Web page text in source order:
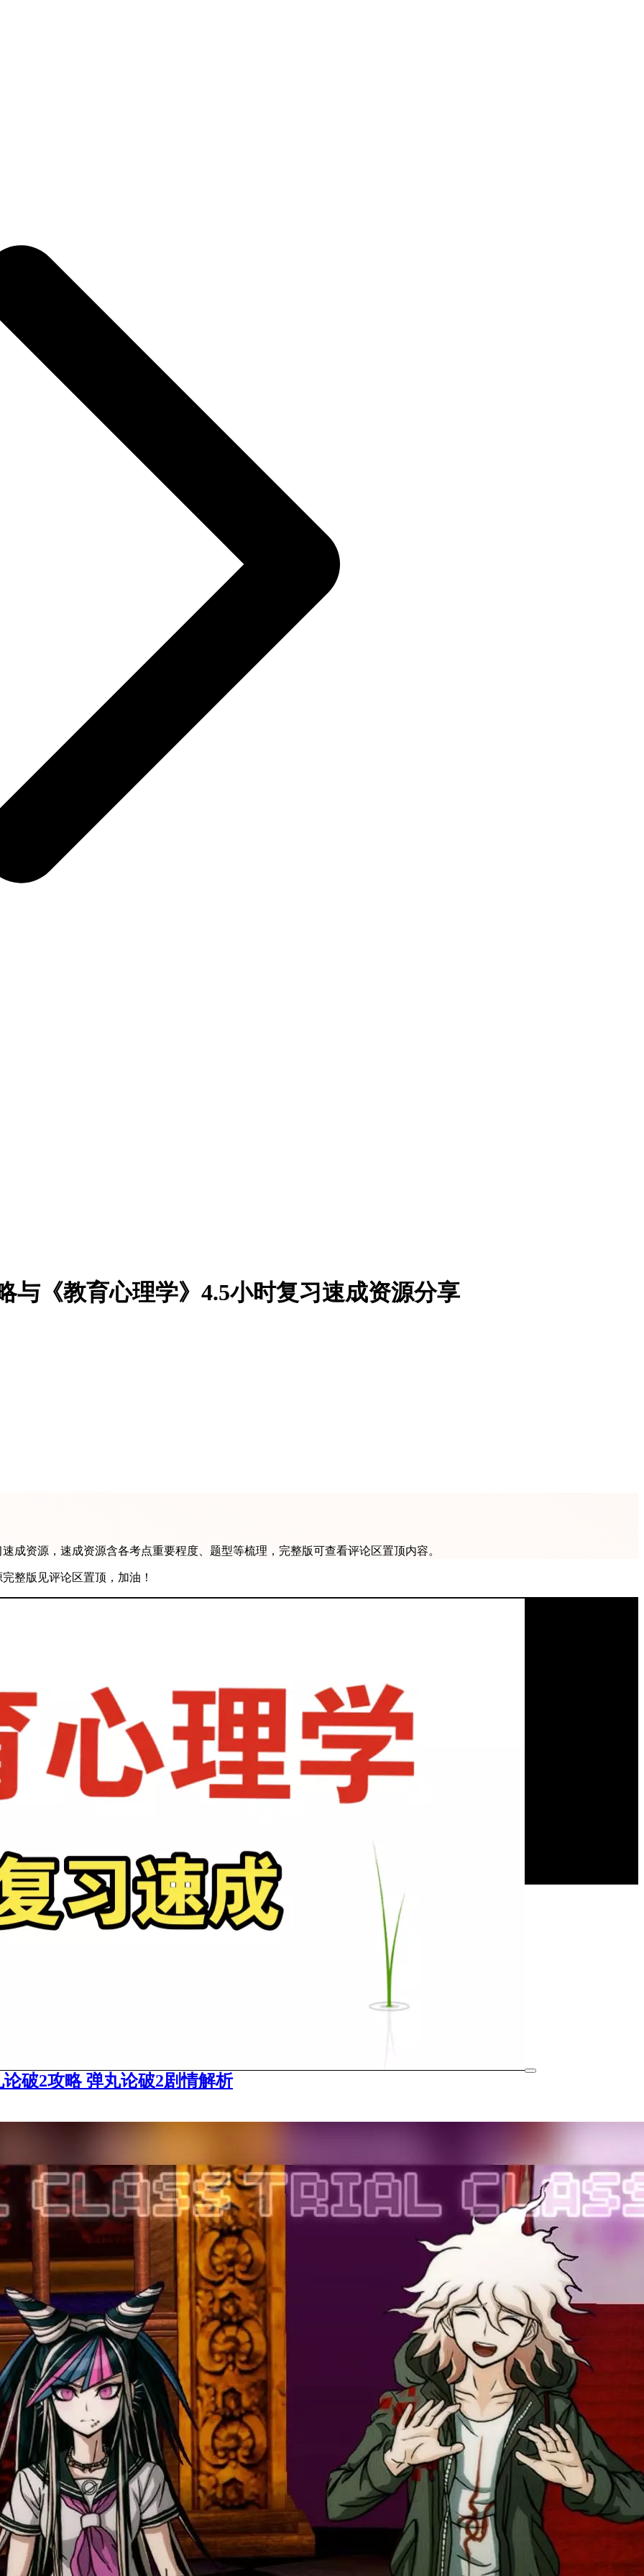
与《教育心理学》4.5小时复习速成资源分享
成资源，速成资源含各考点重要程度、题型等梳理，完整版可查看评论区置顶内容。
整版见评论区置顶，加油！
破2攻略 弹丸论破2剧情解析